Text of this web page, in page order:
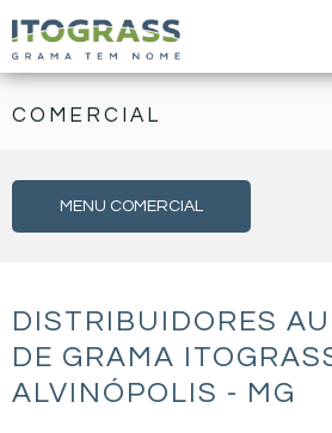
COMERCIAL
MENU COMERCIAL
DISTRIBUIDORES
DE GRAMA
ALVINÓPOLIS - MG